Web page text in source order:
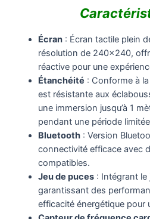
Écran: Écran tactile plein
résolution de 240×240,
réactive pour une
Étanchéité : Conforme à
est résistante aux
une immersion jusqu’à 1
pendant une période
Bluetooth: Version
connectivité efficace avec
compatibles.
Jeu de puces: Intégrant le
garantissant des
efficacité énergétique